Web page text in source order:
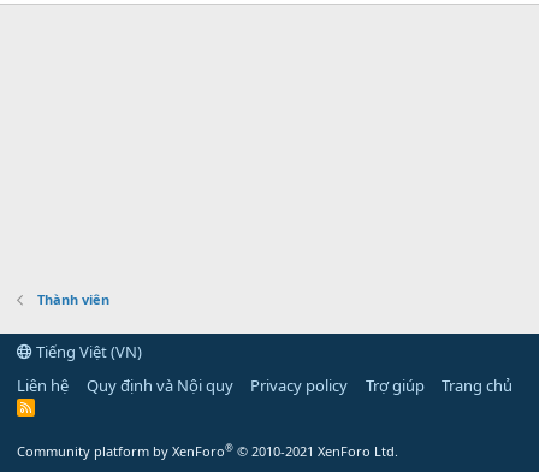
Thành viên
Tiếng Việt (VN)
Liên hệ
Quy định và Nội quy Privacy policy Trợ giúp Trang chủ
R
Community platform by XenForo® © 2010-2021 XenForo Ltd.